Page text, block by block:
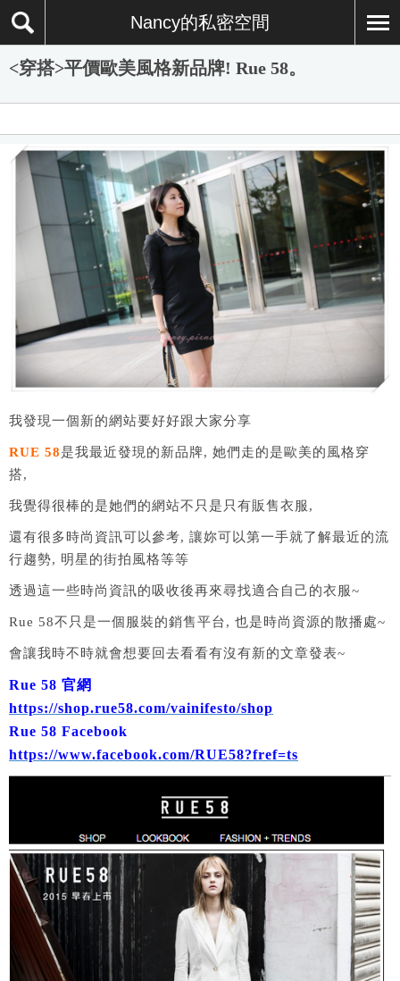
Nancy的私密空間
<穿搭>平價歐美風格新品牌! Rue 58。
我發現一個新的網站要好好跟大家分享
RUE 58是我最近發現的新品牌, 她們走的是歐美的風格穿
搭,
我覺得很棒的是她們的網站不只是只有販售衣服,
還有很多時尚資訊可以參考, 讓妳可以第一手就了解最近的流
行趨勢, 明星的街拍風格等等
透過這一些時尚資訊的吸收後再來尋找適合自己的衣服~
Rue 58不只是一個服裝的銷售平台, 也是時尚資源的散播處~
會讓我時不時就會想要回去看看有沒有新的文章發表~
Rue 58 官網
https://shop.rue58.com/vainifesto/shop
Rue 58 Facebook
https://www.facebook.com/RUE58?fref=ts